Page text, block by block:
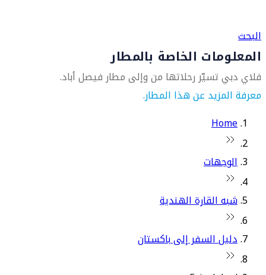
البحث
المعلومات الخاصة بالمطار
فلاي دبي تسيّر رحلاتها من وإلى مطار فيصل أباد.
معرفة المزيد عن هذا المطار.
Home
الوجهات
شبه القارة الهندية
دليل السفر إلى باكستان